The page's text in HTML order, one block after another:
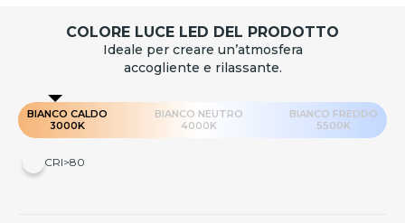
COLORE LUCE LED DEL PRODOTTO
Ideale per creare un’atmosfera
accogliente e rilassante.
BIANCO CALDO
3000K
BIANCO NEUTRO
4000K
BIANCO FREDDO
5500K
CRI>80